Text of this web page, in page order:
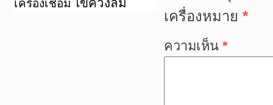
เครื่องเชื่อม
เครื่องหมาย *
ความเห็น *